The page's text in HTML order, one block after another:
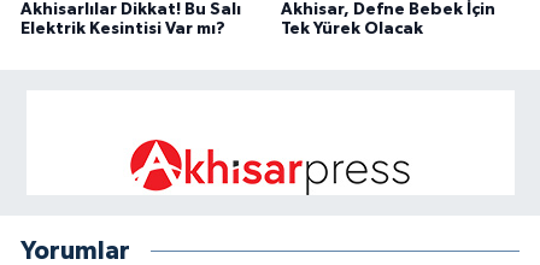
Akhisarlılar Dikkat! Bu Salı
Elektrik Kesintisi Var mı?
Akhisar, Defne Bebek İçin
Tek Yürek Olacak
Yorumlar